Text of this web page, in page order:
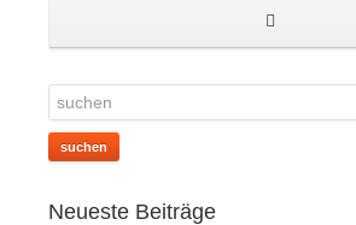
suchen
Neueste Beiträge